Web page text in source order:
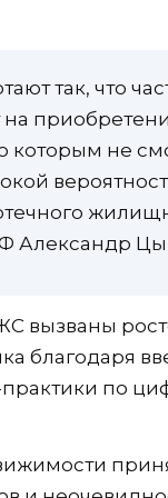
так, что
которым не
Александр
вызваны
благодаря
по